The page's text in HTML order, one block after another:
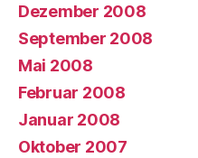
Dezember 2008
September 2008
Mai 2008
Februar 2008
Januar 2008
Oktober 2007